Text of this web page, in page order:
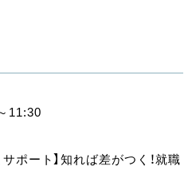
11:30
サポート】知れば差がつく！就職